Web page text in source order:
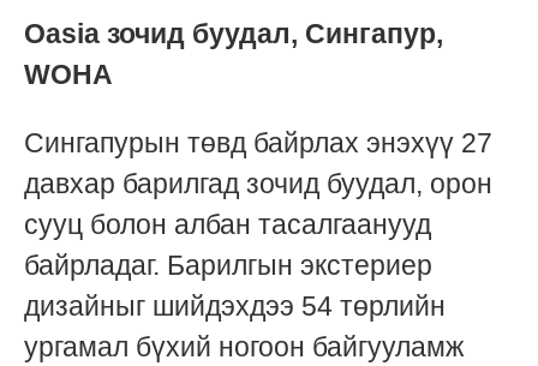
Oasia зочид буудал, Сингапур,
WOHA
Сингапурын төвд байрлах энэхүү 27
давхар барилгад зочид буудал, орон
сууц болон албан тасалгаанууд
байрладаг. Барилгын экстериер
дизайныг шийдэхдээ 54 төрлийн
ургамал бүхий ногоон байгууламж